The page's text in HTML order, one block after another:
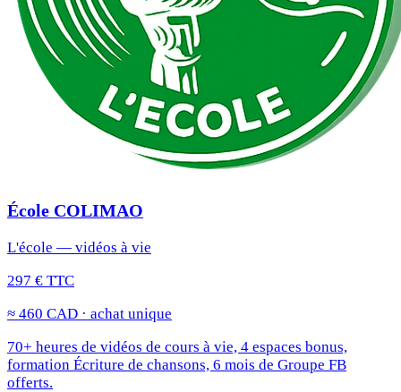
École COLIMAO
L'école — vidéos à vie
297 € TTC
≈ 460 CAD · achat unique
70+ heures de vidéos de cours à vie, 4 espaces bonus,
formation Écriture de chansons, 6 mois de Groupe FB
offerts.